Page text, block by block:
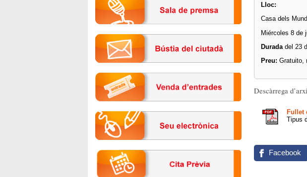
Lloc:
Casa dels
Miércoles 8 de
Duradadel 23
Preu:Gratuito,
Descàrrega
Fullet
Tipus
Facebook